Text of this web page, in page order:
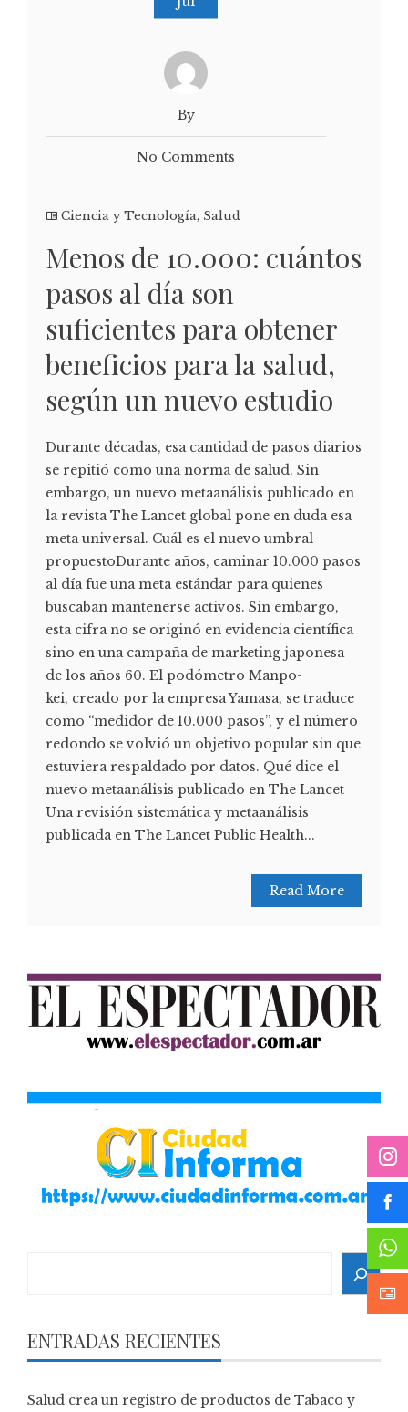
By
No Comments
Ciencia y Tecnología, Salud
Menos de 10.000: cuántos
pasos al día son
suficientes para obtener
beneficios para la salud,
según un nuevo estudio
Durante décadas, esa cantidad de pasos diarios
se repitió como una norma de salud. Sin
embargo, un nuevo metaanálisis publicado en
la revista The Lancet global pone en duda esa
meta universal. Cuál es el nuevo umbral
propuestoDurante años, caminar 10.000 pasos
al día fue una meta estándar para quienes
buscaban mantenerse activos. Sin embargo,
esta cifra no se originó en evidencia científica
sino en una campaña de marketing japonesa
de los años 60. El podómetro Manpo-
kei, creado por la empresa Yamasa, se traduce
como “medidor de 10.000 pasos”, y el número
redondo se volvió un objetivo popular sin que
estuviera respaldado por datos. Qué dice el
nuevo metaanálisis publicado en The Lancet
Una revisión sistemática y metaanálisis
publicada en The Lancet Public Health...
Read More
ENTRADAS RECIENTES
Salud crea un registro de productos de Tabaco y